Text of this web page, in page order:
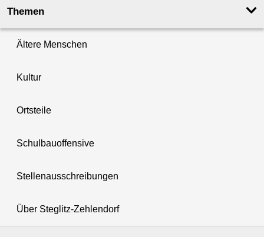
Themen
Ältere Menschen
Kultur
Ortsteile
Schulbauoffensive
Stellenausschreibungen
Über Steglitz-Zehlendorf